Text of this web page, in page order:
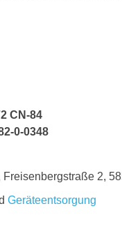
CN-84
0-0348
2,
Geräteentsorgung